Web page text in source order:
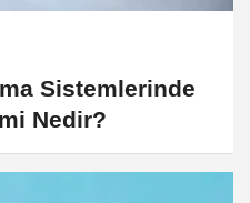
Sistemlerinde
Nedir?